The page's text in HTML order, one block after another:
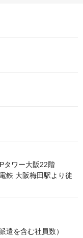
タワー大阪22階
鉄 大阪梅田駅より徒